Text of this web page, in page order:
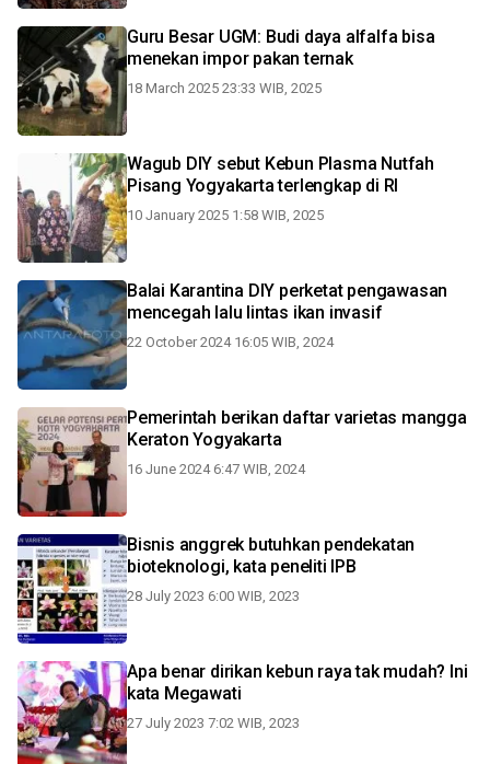
Guru Besar UGM: Budi daya alfalfa bisa
menekan impor pakan ternak
18 March 2025 23:33 WIB, 2025
Wagub DIY sebut Kebun Plasma Nutfah
Pisang Yogyakarta terlengkap di RI
10 January 2025 1:58 WIB, 2025
Balai Karantina DIY perketat pengawasan
mencegah lalu lintas ikan invasif
22 October 2024 16:05 WIB, 2024
Pemerintah berikan daftar varietas mangga
Keraton Yogyakarta
16 June 2024 6:47 WIB, 2024
Bisnis anggrek butuhkan pendekatan
bioteknologi, kata peneliti IPB
28 July 2023 6:00 WIB, 2023
Apa benar dirikan kebun raya tak mudah? Ini
kata Megawati
27 July 2023 7:02 WIB, 2023